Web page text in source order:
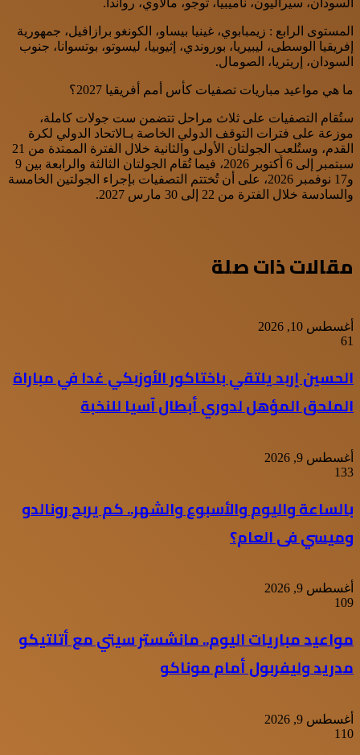
السودان، سيراليون، ناميبيا، توجو، مالاوي، رواندا.
المستوى الرابع : زيمبابوي، غينيا بيساو، الكونغو برازافيل، جمهورية
إفريقيا الوسطى، ليبيريا، بوروندي، إثيوبيا، ليسوتو، بوتسوانا، جنوب
السودان، إريتريا، الصومال.
ما هي مواعيد مباريات تصفيات كأس أمم أفريقيا 2027؟
ستُقام التصفيات على ثلاث مراحل تتضمن ست جولات كاملة،
موزعة على فترات التوقف الدولي الخاصة بـالاتحاد الدولي لكرة
القدم، وستُلعب الجولتان الأولى والثانية خلال الفترة الممتدة من 21
سبتمبر إلى 6 أكتوبر 2026، فيما تُقام الجولتان الثالثة والرابعة بين 9
و17 نوفمبر 2026، على أن تُختتم التصفيات بإجراء الجولتين الخامسة
والسادسة خلال الفترة من 22 إلى 30 مارس 2027.
مقالات ذات صلة
أغسطس 10, 2026
61
الحسين إربد يلتقي باختاكور الأوزبكي غدا في مباراة
الملحق المؤهل لدوري أبطال آسيا للنخبة
أغسطس 9, 2026
133
بالساعة واليوم والأسبوع والشهر.. كم يربح رونالدو
وميسي فى العام؟
أغسطس 9, 2026
109
مواعيد مباريات اليوم.. مانشستر سيتي مع أتلتيكو
مدريد وليفربول أمام موناكو
أغسطس 9, 2026
110